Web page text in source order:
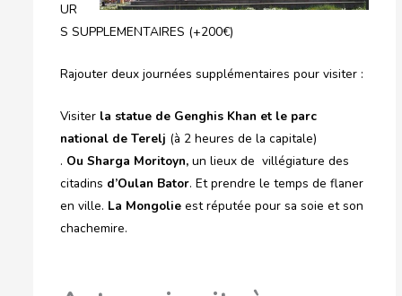
UR
S SUPPLEMENTAIRES (+200€)
Rajouter deux journées supplémentaires pour visiter :
Visiter la statue de Genghis Khan et le parc
national de Terelj (à 2 heures de la capitale)
. Ou Sharga Moritoyn, un lieux de villégiature des
citadins d’Oulan Bator. Et prendre le temps de flaner
en ville. La Mongolie est réputée pour sa soie et son
chachemire.